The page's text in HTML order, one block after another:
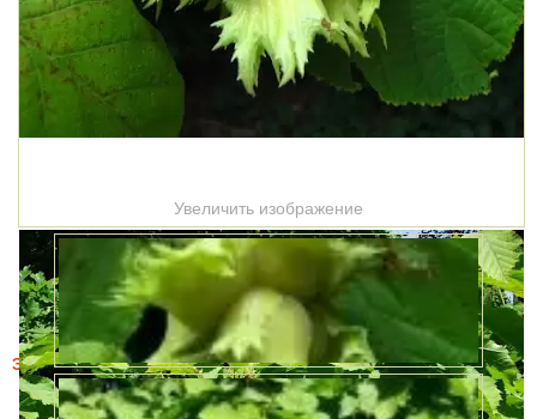
Увеличить изображение
Этот товар купили 12 раз за месяц
Фундук Лещина Американская (Сorylus americana)